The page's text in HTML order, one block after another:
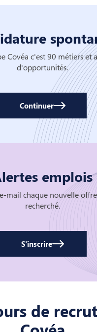
Covéa c'est 90 métiers et
d'opportunités.
Continuer
emplois
mail chaque nouvelle
recherché.
S'inscrire
de